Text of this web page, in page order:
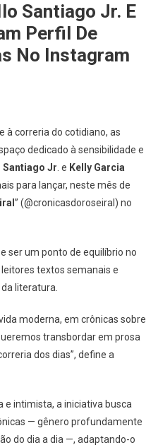
Santiago Jr. E
Perfil De
No Instagram
à correria do cotidiano, as
dedicado à sensibilidade e
Santiago Jr . e Kelly Garcia
para lançar, neste mês de
” (@cronicasdoroseiral) no
ser um ponto de equilíbrio no
textos semanais e
literatura.
moderna, em crônicas sobre
transbordar em prosa
dos dias”, define a
e intimista, a iniciativa busca
— gênero profundamente
do dia a dia —, adaptando-o